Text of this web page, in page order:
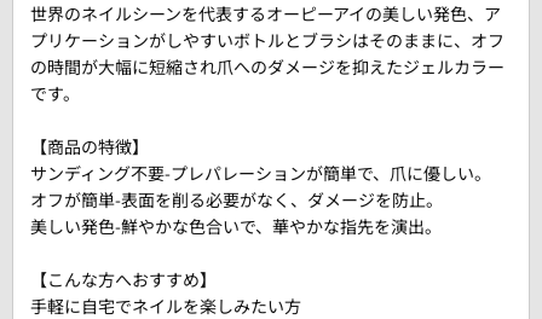
世界のネイルシーンを代表するオーピーアイの美しい発色、ア
プリケーションがしやすいボトルとブラシはそのままに、オフ
の時間が大幅に短縮され爪へのダメージを抑えたジェルカラー
です。
【商品の特徴】
サンディング不要-プレパレーションが簡単で、爪に優しい。
オフが簡単-表面を削る必要がなく、ダメージを防止。
美しい発色-鮮やかな色合いで、華やかな指先を演出。
【こんな方へおすすめ】
手軽に自宅でネイルを楽しみたい方